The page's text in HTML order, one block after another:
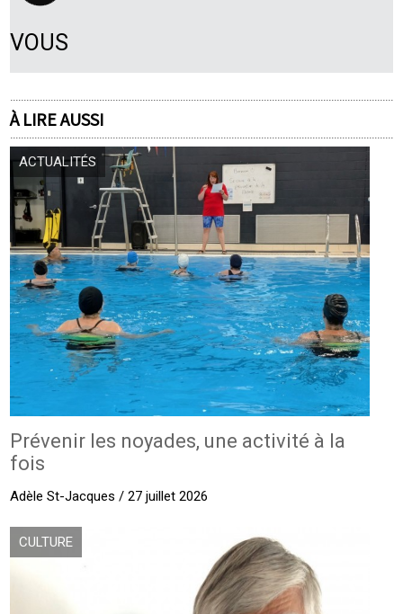
VOUS
À LIRE AUSSI
ACTUALITÉS
Prévenir les noyades, une activité à la
fois
Adèle St-Jacques / 27 juillet 2026
CULTURE